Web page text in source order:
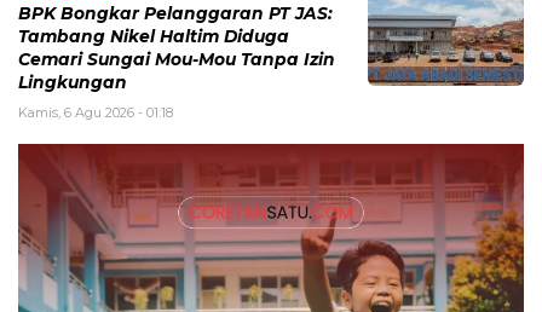
BPK Bongkar Pelanggaran PT JAS:
Tambang Nikel Haltim Diduga
Cemari Sungai Mou-Mou Tanpa Izin
Lingkungan
Kamis, 6 Agu 2026 - 01:18